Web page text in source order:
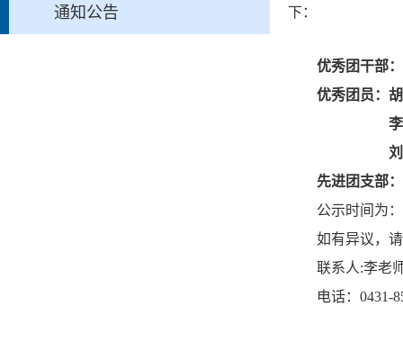
通知公告
下：
优秀团干部
优秀团员：
先进团支部：
公示时间为：
如有异议，
联系人:李老
电话： 0431-